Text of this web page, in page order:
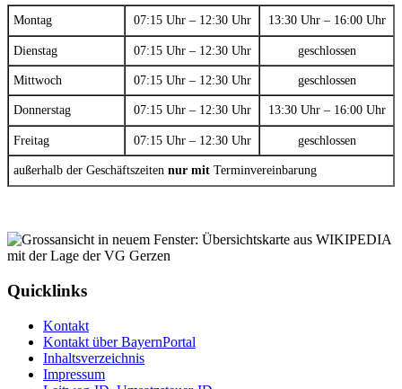
Montag 07:15 Uhr – 12:30 Uhr 13:30 Uhr – 16:00 Uhr
Dienstag 07:15 Uhr – 12:30 Uhr geschlossen
Mittwoch 07:15 Uhr – 12:30 Uhr geschlossen
Donnerstag 07:15 Uhr – 12:30 Uhr 13:30 Uhr – 16:00 Uhr
Freitag 07:15 Uhr – 12:30 Uhr geschlossen
außerhalb der Geschäftszeiten nur mit Terminvereinbarung
Quicklinks
Kontakt
Kontakt über BayernPortal
Inhaltsverzeichnis
Impressum